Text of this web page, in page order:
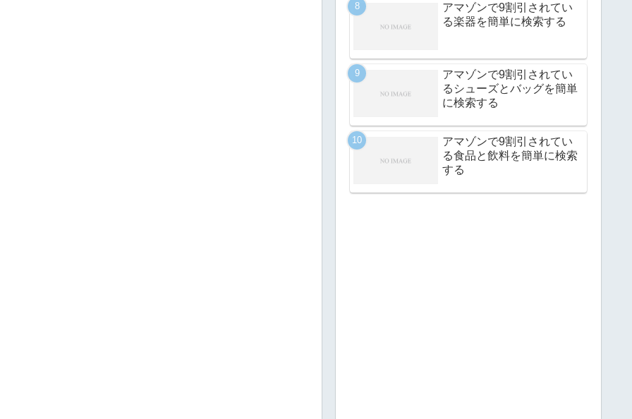
アマゾンで9割引されてい
る楽器を簡単に検索する
アマゾンで9割引されてい
るシューズとバッグを簡単
に検索する
アマゾンで9割引されてい
る食品と飲料を簡単に検索
する